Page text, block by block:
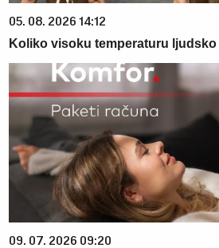
05. 08. 2026 14:12
Koliko visoku temperaturu ljudsko
09. 07. 2026 09:20